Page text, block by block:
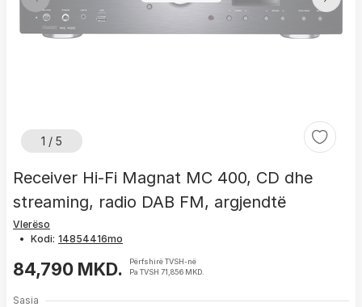
1 / 5
Receiver Hi-Fi Magnat MC 400, CD dhe
streaming, radio DAB FM, argjendtë
Vlerëso
• Kodi:
84,790 MKD.
Përfshirë TVSH-në
Pa TVSH 71,856 MKD.
Sasia